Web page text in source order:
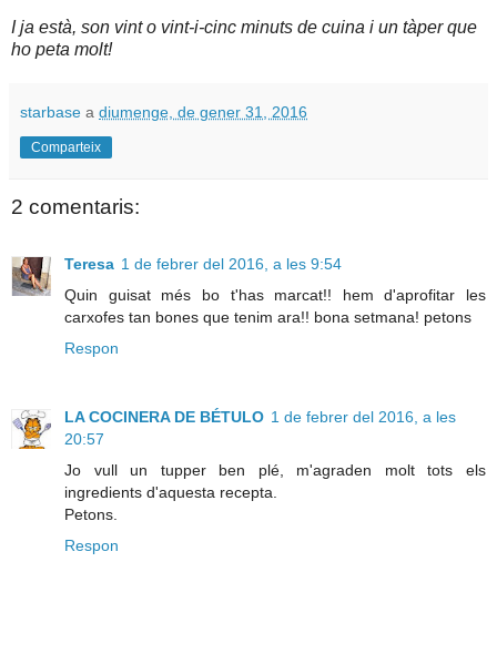
I ja està, son vint o vint-i-cinc minuts de cuina i un tàper que
ho peta molt!
starbase a diumenge, de gener 31, 2016
Comparteix
2 comentaris:
Teresa 1 de febrer del 2016, a les 9:54
Quin guisat més bo t'has marcat!! hem d'aprofitar les
carxofes tan bones que tenim ara!! bona setmana! petons
Respon
LA COCINERA DE BÉTULO 1 de febrer del 2016, a les
20:57
Jo vull un tupper ben plé, m'agraden molt tots els
ingredients d'aquesta recepta.
Petons.
Respon